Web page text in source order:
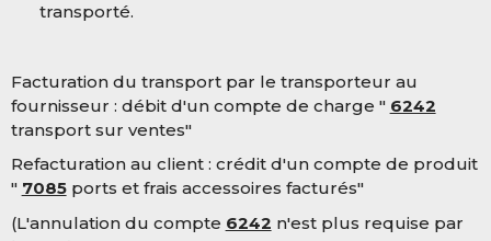
transporté.
Facturation du transport par le transporteur au
fournisseur : débit d'un compte de charge " 6242
transport sur ventes"
Refacturation au client : crédit d'un compte de produit
" 7085ports et frais accessoires facturés"
(L'annulation du compte 6242 n'est plus requise par